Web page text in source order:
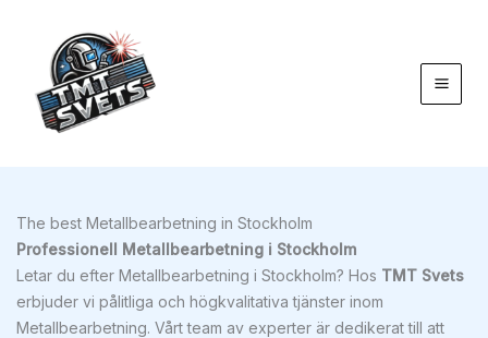
innehåll
The best Metallbearbetning in Stockholm
Professionell Metallbearbetning i Stockholm
Letar du efter Metallbearbetning i Stockholm? Hos TMT Svets
erbjuder vi pålitliga och högkvalitativa tjänster inom
Metallbearbetning. Vårt team av experter är dedikerat till att